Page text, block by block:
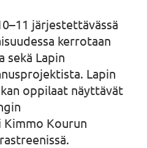
järjestettävässä
kerrotaan
sekä Lapin
Lapin
oppilaat näyttävät
Kourun